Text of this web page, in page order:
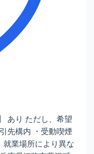
あり ただし、希望
先構内 ・受動喫煙
就業場所により異な